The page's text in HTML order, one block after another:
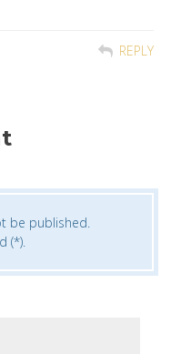
REPLY
be published.
(*).